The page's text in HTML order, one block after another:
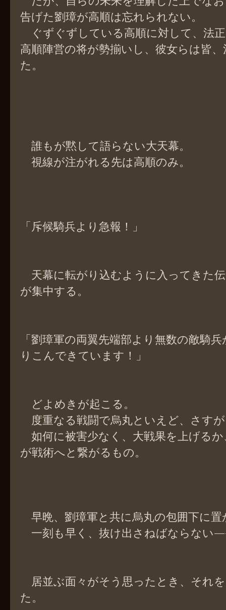
告げた劉璋が高順は忘れられない。
ぐずぐずしている高順に対して、法
高順陣営の将が勢揃いし、彼女らは皆
た。
誰もが黙して語らない大天幕。
視線が注がれる先は高順のみ。
「斥候騎兵より急報！」
天幕に転がり込むように入ってきた
が集中する。
「劉璋軍の両翼先端部より無数の敵騎
りこんできています！」
どよめきが起こる。
度重なる戦闘で烏丸といえど、さす
如何に被害少なく、大戦果を上げる
が戦術へと繋がるもの。
早晩、劉璋軍と共に烏丸の包囲下に
一刻も早く、抜け出さねばならない
居並ぶ面々がそう思ったとき、それ
た。